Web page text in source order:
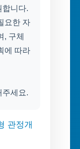
합니다.
요한 자
, 구체
에 따라
주세요.
관정개